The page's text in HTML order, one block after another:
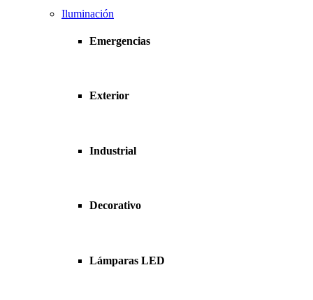
Iluminación
Emergencias
Exterior
Industrial
Decorativo
Lámparas LED